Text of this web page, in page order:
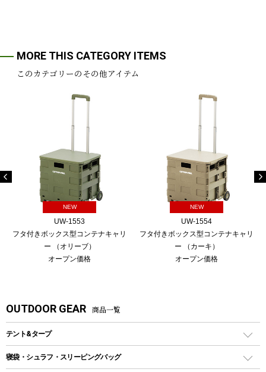
MORE THIS CATEGORY ITEMS
このカテゴリーのその他アイテム
NEW
UW-1553
フタ付きボックス型コンテナキャリ
ー （オリーブ）
オープン価格
NEW
UW-1554
フタ付きボックス型コンテナキャリ
ー （カーキ）
オープン価格
OUTDOOR GEAR 商品一覧
テント&タープ
テント
寝袋・シュラフ・スリーピングバッグ